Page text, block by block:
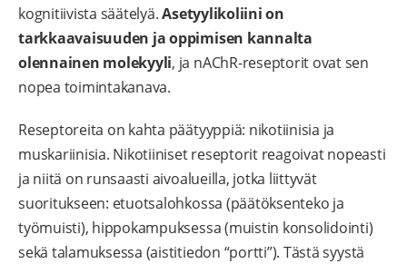
kognitiivista säätelyä.Asetyylikoliini on
tarkkaavaisuuden ja oppimisen kannalta
olennainen molekyyli, ja nAChR-reseptorit ovat sen
nopea toimintakanava.
Reseptoreita on kahta päätyyppiä: nikotiinisia ja
muskariinisia. Nikotiiniset reseptorit reagoivat nopeasti
ja niitä on runsaasti aivoalueilla, jotka liittyvät
suoritukseen: etuotsalohkossa (päätöksenteko ja
työmuisti), hippokampuksessa (muistin konsolidointi)
sekä talamuksessa (aistitiedon “portti”). Tästä syystä